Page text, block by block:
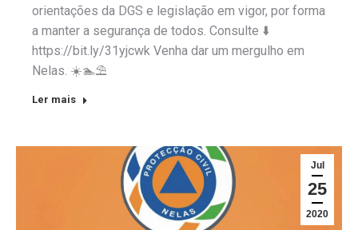
orientações da DGS e legislação em vigor, por forma
a manter a segurança de todos. Consulte ⬇️
https://bit.ly/31yjcwk Venha dar um mergulho em
Nelas. ☀️🏊⛱
Ler mais
Jul
25
2020